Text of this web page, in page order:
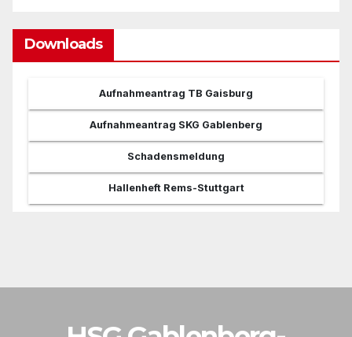
Downloads
Aufnahmeantrag TB Gaisburg
Aufnahmeantrag SKG Gablenberg
Schadensmeldung
Hallenheft Rems-Stuttgart